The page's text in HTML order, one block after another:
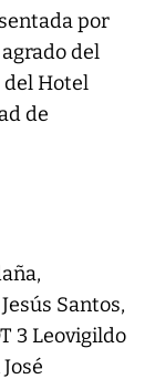
por
del
del Hotel
de
Santos,
3 Leovigildo